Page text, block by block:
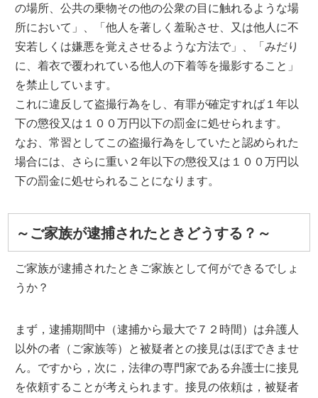
の場所、公共の乗物その他の公衆の目に触れるような場
所において」、「他人を著しく羞恥させ、又は他人に不
安若しくは嫌悪を覚えさせるような方法で」、「みだり
に、着衣で覆われている他人の下着等を撮影すること」
を禁止しています。
これに違反して盗撮行為をし、有罪が確定すれば１年以
下の懲役又は１００万円以下の罰金に処せられます。
なお、常習としてこの盗撮行為をしていたと認められた
場合には、さらに重い２年以下の懲役又は１００万円以
下の罰金に処せられることになります。
～ご家族が逮捕されたときどうする？～
ご家族が逮捕されたときご家族として何ができるでしょ
うか？
まず，逮捕期間中（逮捕から最大で７２時間）は弁護人
以外の者（ご家族等）と被疑者との接見はほぼできませ
ん。ですから，次に，法律の専門家である弁護士に接見
を依頼することが考えられます。接見の依頼は，被疑者